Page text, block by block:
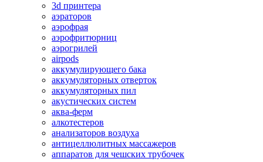
3d принтера
аэраторов
аэрофрая
аэрофритюрниц
аэрогрилей
airpods
аккумулирующего бака
аккумуляторных отверток
аккумуляторных пил
акустических систем
аква-ферм
алкотестеров
анализаторов воздуха
антицеллюлитных массажеров
аппаратов для чешских трубочек